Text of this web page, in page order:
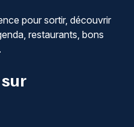
pour sortir, découvrir
restaurants, bons